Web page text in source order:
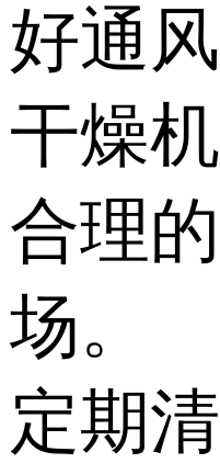
好通
干燥
合理
场。
定期